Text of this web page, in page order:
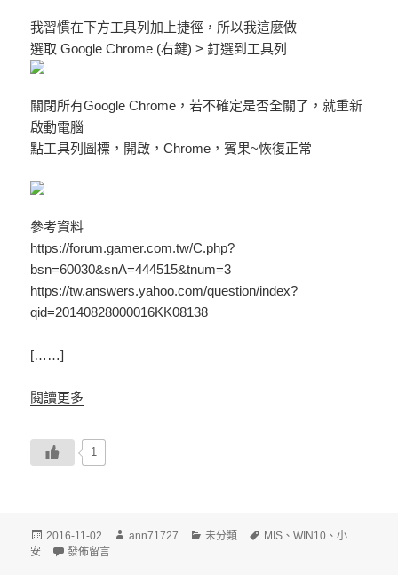
我習慣在下方工具列加上捷徑，所以我這麼做
選取 Google Chrome (右鍵) > 釘選到工具列
關閉所有Google Chrome，若不確定是否全關了，就重新
啟動電腦
點工具列圖標，開啟，Chrome，賓果~恢復正常
參考資料
https://forum.gamer.com.tw/C.php?
bsn=60030&snA=444515&tnum=3
https://tw.answers.yahoo.com/question/index?
qid=20140828000016KK08138
[……]
閱讀更多
1
發
佈
2016-11-02
作
ann71727
分
未分類
標
MIS 、WIN10 、小
安
在〈[MIS][WIN10] chrome 變大了，解決方案〉
發佈留言